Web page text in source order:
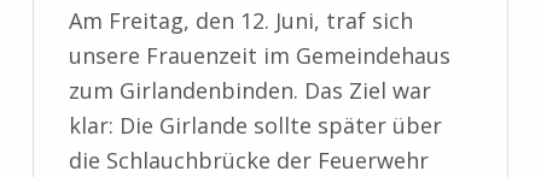
Am Freitag, den 12. Juni, traf sich
unsere Frauenzeit im Gemeindehaus
zum Girlandenbinden. Das Ziel war
klar: Die Girlande sollte später über
die Schlauchbrücke der Feuerwehr